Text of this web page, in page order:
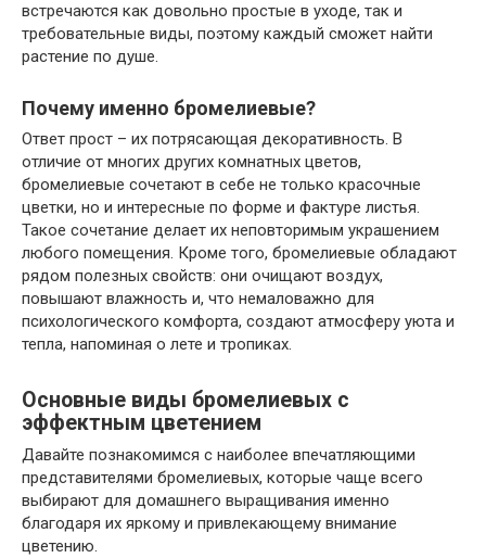
встречаются как довольно простые в уходе, так и
требовательные виды, поэтому каждый сможет найти
растение по душе.
Почему именно бромелиевые?
Ответ прост – их потрясающая декоративность. В
отличие от многих других комнатных цветов,
бромелиевые сочетают в себе не только красочные
цветки, но и интересные по форме и фактуре листья.
Такое сочетание делает их неповторимым украшением
любого помещения. Кроме того, бромелиевые обладают
рядом полезных свойств: они очищают воздух,
повышают влажность и, что немаловажно для
психологического комфорта, создают атмосферу уюта и
тепла, напоминая о лете и тропиках.
Основные виды бромелиевых с
эффектным цветением
Давайте познакомимся с наиболее впечатляющими
представителями бромелиевых, которые чаще всего
выбирают для домашнего выращивания именно
благодаря их яркому и привлекающему внимание
цветению.